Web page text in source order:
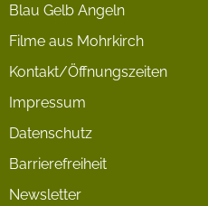
Blau Gelb Angeln
Filme aus Mohrkirch
Kontakt/Öffnungszeiten
Impressum
Datenschutz
Barrierefreiheit
Newsletter